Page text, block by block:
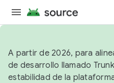
A partir de 2026, para
de desarrollo llamado
estabilidad de la